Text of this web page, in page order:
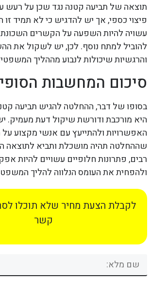
תוצאה של תביעה קטנה נגד שכן על רעש
פיצוי כספי, אך יש להדגיש כי לא תמיד זו
עשויה להיות השפעה על הקשרים
להוביל למתח נוסף. לכן, יש לשקול את
והרגשיות שיכולות לנבוע מההליך המשפטי.
סיכום המחשבות
בסופו של דבר, ההחלטה להגיש תביעה
היא מורכבת ודורשת שיקול דעת מעמיק.
האפשרויות ולהתייעץ עם אנשי מקצוע על
שההחלטה תהיה מושכלת ותביא לתוצאה
רבים, פתרונות חלופיים עשויים להיות
ולהפחית את העומס הנלווה להליך
לקבלת הצעת מחיר שלא תוכלו
קשר